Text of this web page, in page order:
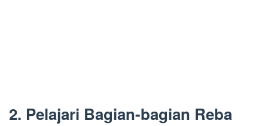
2. Pelajari Bagian-bagian Reba